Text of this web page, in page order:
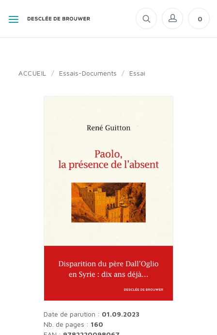
0
ACCUEIL / Essais-Documents / Essai
Date de parution : 01.09.2023
Nb. de pages : 160